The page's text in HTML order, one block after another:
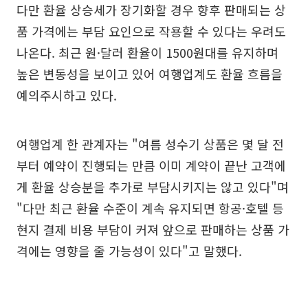
다만 환율 상승세가 장기화할 경우 향후 판매되는 상
품 가격에는 부담 요인으로 작용할 수 있다는 우려도
나온다. 최근 원·달러 환율이 1500원대를 유지하며
높은 변동성을 보이고 있어 여행업계도 환율 흐름을
예의주시하고 있다.
여행업계 한 관계자는 "여름 성수기 상품은 몇 달 전
부터 예약이 진행되는 만큼 이미 계약이 끝난 고객에
게 환율 상승분을 추가로 부담시키지는 않고 있다"며
"다만 최근 환율 수준이 계속 유지되면 항공·호텔 등
현지 결제 비용 부담이 커져 앞으로 판매하는 상품 가
격에는 영향을 줄 가능성이 있다"고 말했다.